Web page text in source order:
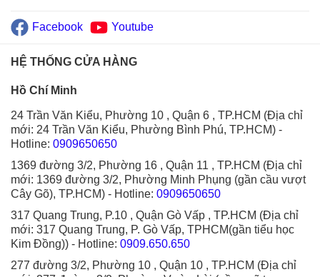
Facebook Youtube
HỆ THỐNG CỬA HÀNG
Hồ Chí Minh
24 Trần Văn Kiểu, Phường 10 , Quận 6 , TP.HCM (Địa chỉ
mới: 24 Trần Văn Kiểu, Phường Bình Phú, TP.HCM) -
Hotline: 0909650650
1369 đường 3/2, Phường 16 , Quận 11 , TP.HCM (Địa chỉ
mới: 1369 đường 3/2, Phường Minh Phụng (gần cầu vượt
Cây Gõ), TP.HCM) - Hotline: 0909650650
317 Quang Trung, P.10 , Quận Gò Vấp , TP.HCM (Địa chỉ
mới: 317 Quang Trung, P. Gò Vấp, TPHCM(gần tiểu học
Kim Đồng)) - Hotline: 0909.650.650
277 đường 3/2, Phường 10 , Quận 10 , TP.HCM (Địa chỉ